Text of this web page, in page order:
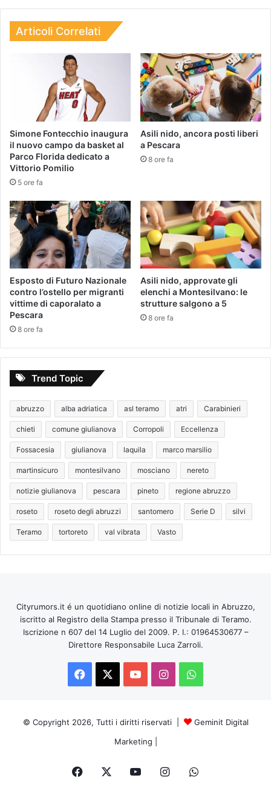
Articoli Correlati
Simone Fontecchio inaugura
il nuovo campo da basket al
Parco Florida dedicato a
Vittorio Pomilio
5 ore fa
Asili nido, ancora posti liberi
a Pescara
8 ore fa
Esposto di Futuro Nazionale
contro l’ostello per migranti
vittime di caporalato a
Pescara
8 ore fa
Asili nido, approvate gli
elenchi a Montesilvano: le
strutture salgono a 5
8 ore fa
Trend Topic
abruzzo alba adriatica asl teramo atri Carabinieri
chieti comune giulianova Corropoli Eccellenza
Fossacesia giulianova laquila marco marsilio
martinsicuro montesilvano mosciano nereto
notizie giulianova pescara pineto regione abruzzo
roseto roseto degli abruzzi santomero Serie D silvi
Teramo tortoreto val vibrata Vasto
Cityrumors.it é un quotidiano online di notizie locali in Abruzzo,
iscritto al Registro della Stampa presso il Tribunale di Teramo.
Iscrizione n 607 del 14 Luglio del 2009. P. I.: 01964530677 –
Direttore Responsabile Luca Zarroli.
Facebook
You InstagramWhatsApp
© Copyright 2026, Tutti i diritti riservati |
Geminit Digital
Marketing
Facebook InstagramWhatsApp